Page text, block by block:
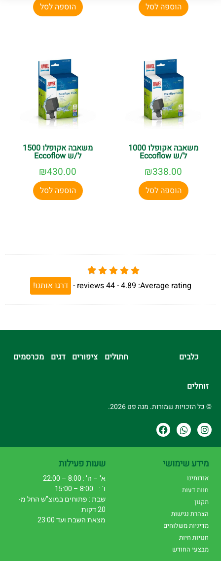
הוספה לסל הוספה לסל
משאבה אקופלו 1000
ל/ש Eccoflow
₪338.00
הוספה לסל
משאבה אקופלו 1500
ל/ש Eccoflow
₪430.00
הוספה לסל
Average rating:
4.89 -
44
reviews
- דרגו אותנו!
כלבים חתולים ציפורים דגים מכרסמים
זוחלים
© כל הזכויות שמורות. מגה פט 2026.
מידע שימושי
אודותינו
חוות דעות
תקנון
הצהרת נגישות
מדיניות משלוחים
חנויות חיות
מבצעי החודש
שעות פעילות
א' – ה' : 8:00 – 22:00
ו' : 8:00 – 15:00
שבת : פתוחים במוצ"ש החל מ-
20 דקות
מצאת השבת ועד 23:00